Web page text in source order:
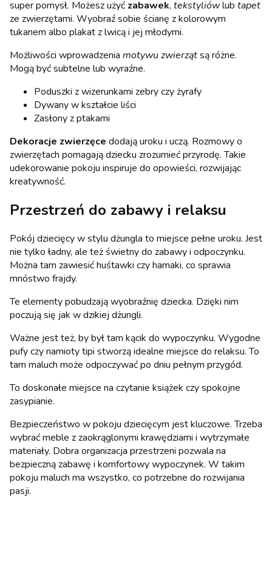
super pomysł. Możesz użyć zabawek, tekstyliówlub tapet
ze zwierzętami. Wyobraź sobie ścianę z kolorowym
tukanem albo plakat z lwicą i jej młodymi.
Możliwości wprowadzenia motywu zwierzątsą różne.
Mogą być subtelne lub wyraźne.
Poduszki z wizerunkami zebry czy żyrafy
Dywany w kształcie liści
Zasłony z ptakami
Dekoracje zwierzęce dodają uroku i uczą. Rozmowy o
zwierzętach pomagają dziecku zrozumieć przyrodę. Takie
udekorowanie pokoju inspiruje do opowieści, rozwijając
kreatywność.
Przestrzeń do zabawy i relaksu
Pokój dziecięcy w stylu dżungla to miejsce pełne uroku. Jest
nie tylko ładny, ale też świetny do zabawy i odpoczynku.
Można tam zawiesić huśtawki czy hamaki, co sprawia
mnóstwo frajdy.
Te elementy pobudzają wyobraźnię dziecka. Dzięki nim
poczują się jak w dzikiej dżungli.
Ważne jest też, by był tam kącik do wypoczynku. Wygodne
pufy czy namioty tipi stworzą idealne miejsce do relaksu. To
tam maluch może odpoczywać po dniu pełnym przygód.
To doskonałe miejsce na czytanie książek czy spokojne
zasypianie.
Bezpieczeństwo w pokoju dziecięcym jest kluczowe. Trzeba
wybrać meble z zaokrąglonymi krawędziami i wytrzymałe
materiały. Dobra organizacja przestrzeni pozwala na
bezpieczną zabawę i komfortowy wypoczynek. W takim
pokoju maluch ma wszystko, co potrzebne do rozwijania
pasji.